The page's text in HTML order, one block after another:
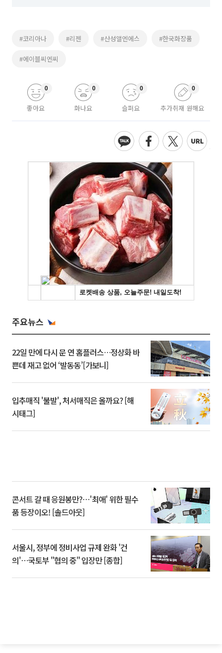
#코리아나 #리젠 #산성앨엔에스 #한국화장품
#에이블씨엔씨
좋아요
0
화나요
0
슬퍼요
0
추가취재 원해요
0
주요뉴스
22일 만에 다시 문 연 홈플러스…정상화 바
쁜데 재고 없어 ‘발동동’[가보니]
입추매직 '불발', 처서매직은 올까요? [해
시태그]
콘서트 갈 때 응원봉만?⋯'최애' 위한 필수
품 등장이오! [솔드아웃]
서울시, 정부에 정비사업 규제 완화 '건
의'⋯국토부 "협의 중" 입장만 [종합]